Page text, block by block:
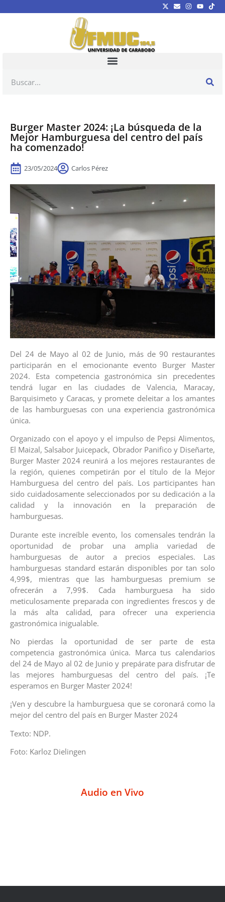
Burger Master 2024: ¡La búsqueda de la
Mejor Hamburguesa del centro del país
ha comenzado!
23/05/2024 Carlos Pérez
Del 24 de Mayo al 02 de Junio, más de 90 restaurantes
participarán en el emocionante evento Burger Master
2024. Esta competencia gastronómica sin precedentes
tendrá lugar en las ciudades de Valencia, Maracay,
Barquisimeto y Caracas, y promete deleitar a los amantes
de las hamburguesas con una experiencia gastronómica
única.
Organizado con el apoyo y el impulso de Pepsi Alimentos,
El Maizal, Salsabor Juicepack, Obrador Panifico y Diseñarte,
Burger Master 2024 reunirá a los mejores restaurantes de
la región, quienes competirán por el título de la Mejor
Hamburguesa del centro del país. Los participantes han
sido cuidadosamente seleccionados por su dedicación a la
calidad y la innovación en la preparación de
hamburguesas.
Durante este increíble evento, los comensales tendrán la
oportunidad de probar una amplia variedad de
hamburguesas de autor a precios especiales. Las
hamburguesas standard estarán disponibles por tan solo
4,99$, mientras que las hamburguesas premium se
ofrecerán a 7,99$. Cada hamburguesa ha sido
meticulosamente preparada con ingredientes frescos y de
la más alta calidad, para ofrecer una experiencia
gastronómica inigualable.
No pierdas la oportunidad de ser parte de esta
competencia gastronómica única. Marca tus calendarios
del 24 de Mayo al 02 de Junio y prepárate para disfrutar de
las mejores hamburguesas del centro del país. ¡Te
esperamos en Burger Master 2024!
¡Ven y descubre la hamburguesa que se coronará como la
mejor del centro del país en Burger Master 2024
Texto: NDP.
Foto: Karloz Dielingen
Audio en Vivo